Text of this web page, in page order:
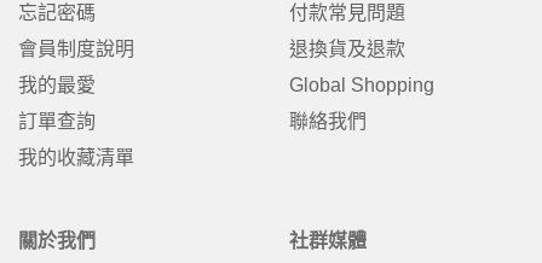
忘記密碼
會員制度說明
我的最愛
訂單查詢
我的收藏清單
付款常見問題
退換貨及退款
Global Shopping
聯絡我們
關於我們 社群媒體